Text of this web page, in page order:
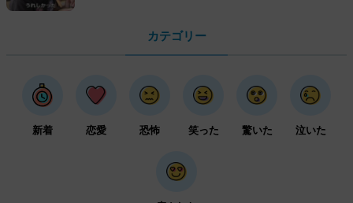
カテゴリー
新着 恋愛 恐怖 笑った 驚いた 泣いた